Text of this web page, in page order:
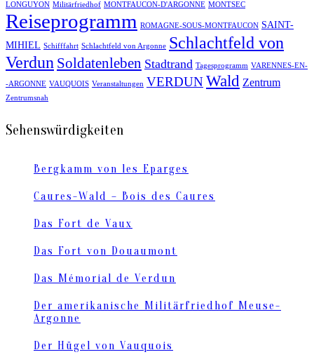
LONGUYON Militärfriedhof MONTFAUCON-D'ARGONNE MONTSEC
Reiseprogramm ROMAGNE-SOUS-MONTFAUCON SAINT-
MIHIEL Schifffahrt Schlachtfeld von Argonne Schlachtfeld von
Verdun Soldatenleben Stadtrand Tagesprogramm VARENNES-EN-
-ARGONNE VAUQUOIS Veranstaltungen VERDUNWald Zentrum
Zentrumsnah
Sehenswürdigkeiten
Bergkamm von les Eparges
Caures-Wald – Bois des Caures
Das Fort de Vaux
Das Fort von Douaumont
Das Mémorial de Verdun
Der amerikanische Militärfriedhof Meuse-
Argonne
Der Hügel von Vauquois